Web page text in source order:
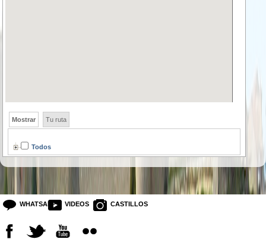
Mostrar Tu ruta
Todos
WHATSAPP VIDEOS CASTILLOS